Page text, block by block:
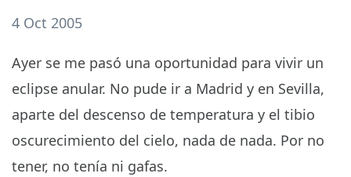
4 Oct 2005
Ayer se me pasó una oportunidad para vivir un
eclipse anular. No pude ir a Madrid y en Sevilla,
aparte del descenso de temperatura y el tibio
oscurecimiento del cielo, nada de nada. Por no
tener, no tenía ni gafas.